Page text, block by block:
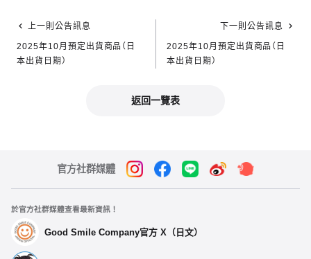
上一則公告訊息
2025年10月預定出貨商品（日
本出貨日期）
下一則公告訊息
2025年10月預定出貨商品（日
本出貨日期）
返回一覽表
官方社群媒體
於官方社群媒體查看最新資訊！
Good Smile Company官方 X（日文）